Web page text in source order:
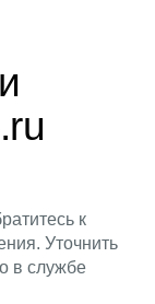
к
Уточнить
в службе